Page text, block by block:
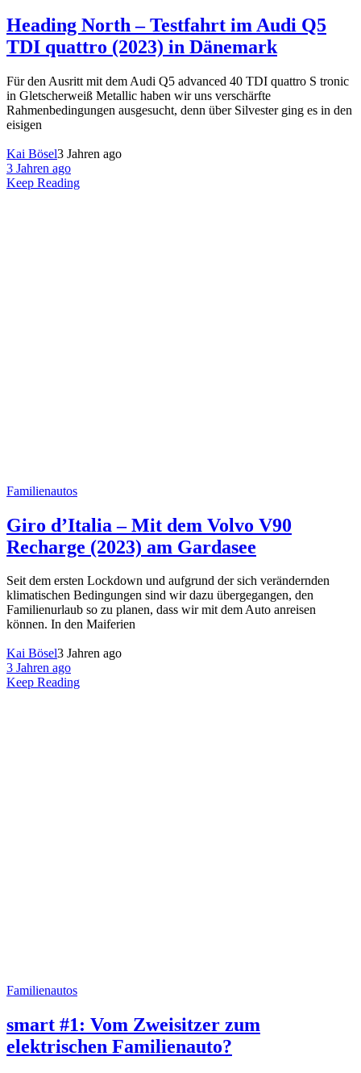
Heading North – Testfahrt im Audi Q5
TDI quattro (2023) in Dänemark
Für den Ausritt mit dem Audi Q5 advanced 40 TDI quattro S tronic
in Gletscherweiß Metallic haben wir uns verschärfte
Rahmenbedingungen ausgesucht, denn über Silvester ging es in den
eisigen
Kai Bösel3 Jahren ago
3 Jahren ago
Keep Reading
Familienautos
Giro d’Italia – Mit dem Volvo V90
Recharge (2023) am Gardasee
Seit dem ersten Lockdown und aufgrund der sich verändernden
klimatischen Bedingungen sind wir dazu übergegangen, den
Familienurlaub so zu planen, dass wir mit dem Auto anreisen
können. In den Maiferien
Kai Bösel3 Jahren ago
3 Jahren ago
Keep Reading
Familienautos
smart #1: Vom Zweisitzer zum
elektrischen Familienauto?